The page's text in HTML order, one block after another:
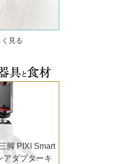
見る
脚 PIXI Smart
アダプターキ